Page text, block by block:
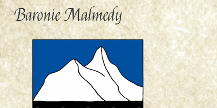
Baronie Malmedy